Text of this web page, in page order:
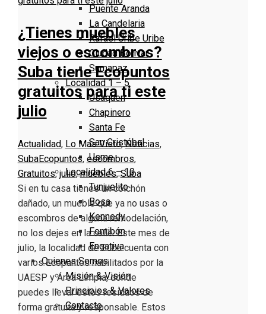
Puente Aranda
La Candelaria
Rafael Uribe Uribe
Ciudad Bolivar
Sumapaz
Localidad 1 – 5
Usaquen
Chapinero
Santa Fe
San Cristóbal
Usme
Localidad 6 – 10
Tunjuelito
Bosa
Kennedy
Fontibón
Engativa
Quienes Somos
Misión & Visión
Principios & Valores
Contacto
¿Tienes muebles
viejos o escombros?
Suba tiene Ecopuntos
gratuitos para ti este
julio
Actualidad, Lo Más Visto,Noticias,
SubaEcopuntos, escombros,
Gratuitos,julio,muebles,Suba
Si en tu casa tienes un colchón
dañado, un mueble que ya no usas o
escombros de alguna remodelación,
no los dejes en la calle. Este mes de
julio, la localidad de Suba cuenta con
varios Ecopuntos habilitados por la
UAESP y Área Limpia, donde
puedes llevar estos residuos de
forma gratuita y responsable. Estos